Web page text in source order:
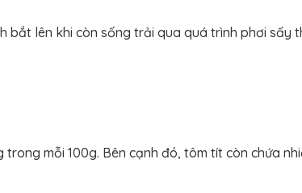
bắt lên khi còn sống trải qua quá trình phơi
mỗi 100g. Bên cạnh đó, tôm tít còn chứa